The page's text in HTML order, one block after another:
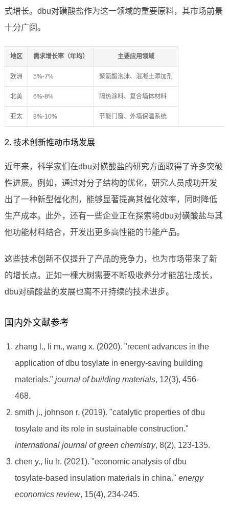
式增长。dbu对磺酸盐作为这一领域的重要原料，其市场前景
十分广阔。
地区 需求增长率（年均） 主要应用领域
欧洲 5%-7% 聚氨酯泡沫、混凝土添加剂
北美 6%-8% 隔热涂料、复合墙体材料
亚太 8%-10% 节能门窗、外墙保温系统
2. 技术创新推动市场发展
近年来，科学家们在dbu对磺酸盐的研究方面取得了许多突破
性进展。例如，通过对分子结构的优化，研究人员成功开发
出了一种新型催化剂，能够显著提高其催化效率，同时降低
生产成本。此外，还有一些企业正在探索将dbu对磺酸盐与其
他功能材料结合，开发出更多高性能的节能产品。
这些技术创新不仅提升了产品的竞争力，也为市场带来了新
的增长点。正如一棵大树需要不断吸收养分才能茁壮成长，
dbu对磺酸盐的发展也离不开持续的技术进步。
国内外文献参考
zhang l., li m., wang x. (2020). "recent advances in the
application of dbu tosylate in energy-saving building
materials." journal of building materials, 12(3), 456-
468.
smith j., johnson r. (2019). "catalytic properties of dbu
tosylate and its role in sustainable construction."
international journal of green chemistry, 8(2), 123-135.
chen y., liu h. (2021). "economic analysis of dbu
tosylate-based insulation materials in china." energy
economics review, 15(4), 234-245.